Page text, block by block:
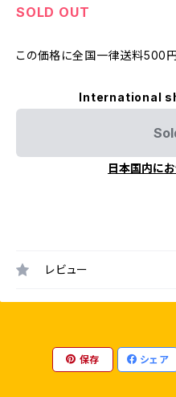
SOLD OUT
この価格に全国一律送料500
International
日本国内に
レビュー
保存 シェア